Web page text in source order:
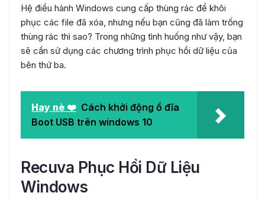
Hệ điều hành Windows cung cấp thùng rác để khôi
phục các file đã xóa, nhưng nếu bạn cũng đã làm trống
thùng rác thì sao? Trong những tình huống như vậy, bạn
sẽ cần sử dụng các chương trình phục hồi dữ liệu của
bên thứ ba.
Hay nè ❤️ Cách khởi động ổ đĩa
Boot USB trên windows 10
Recuva Phục Hồi Dữ Liệu
Windows